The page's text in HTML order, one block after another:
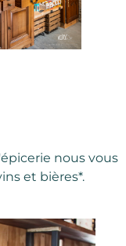
nous vous
et bières*.